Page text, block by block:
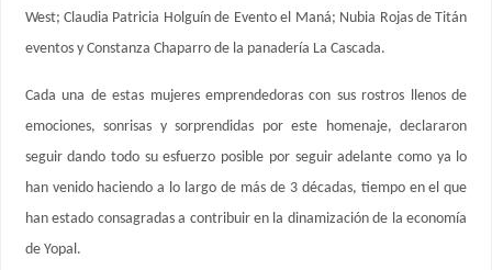
West; Claudia Patricia Holguín de Evento el Maná; Nubia Rojas de Titán
eventos y Constanza Chaparro de la panadería La Cascada.
Cada una de estas mujeres emprendedoras con sus rostros llenos de
emociones, sonrisas y sorprendidas por este homenaje, declararon
seguir dando todo su esfuerzo posible por seguir adelante como ya lo
han venido haciendo a lo largo de más de 3 décadas, tiempo en el que
han estado consagradas a contribuir en la dinamización de la economía
de Yopal.